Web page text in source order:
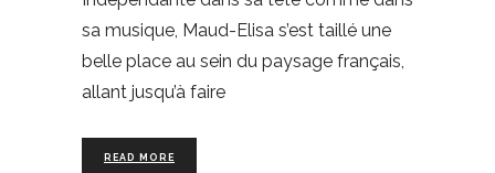
sa musique, Maud-Elisa s’est taillé une
belle place au sein du paysage français,
allant jusqu’à faire
READ MORE